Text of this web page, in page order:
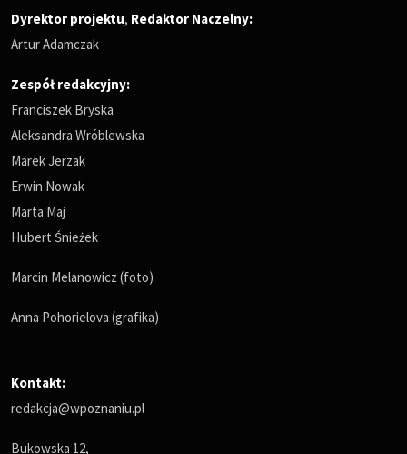
Dyrektor projektu, Redaktor Naczelny:
Artur Adamczak
Zespół redakcyjny:
Franciszek Bryska
Aleksandra Wróblewska
Marek Jerzak
Erwin Nowak
Marta Maj
Hubert Śnieżek
Marcin Melanowicz (foto)
Anna Pohorielova (grafika)
Kontakt:
redakcja@wpoznaniu.pl
Bukowska 12,